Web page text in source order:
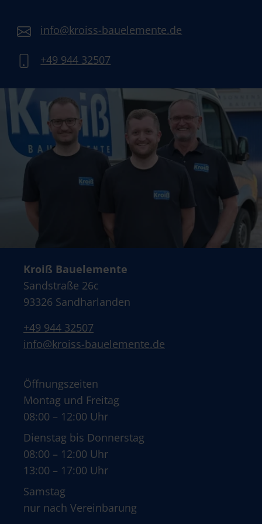
info@kroiss-bauelemente.de
+49 944 32507
Kroiß Bauelemente
Sandstraße 26c
93326 Sandharlanden
+49 944 32507
info@kroiss-bauelemente.de
Öffnungszeiten
Montag und Freitag
08:00 – 12:00 Uhr
Dienstag bis Donnerstag
08:00 – 12:00 Uhr
13:00 – 17:00 Uhr
Samstag
nur nach Vereinbarung